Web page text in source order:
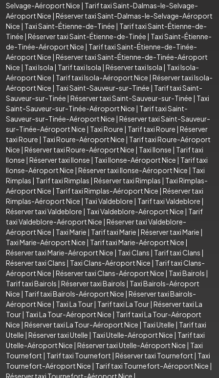
Selvage-Aéroport Nice | Tarif taxi Saint-Dalmas-le-Selvage-
Aéroport Nice | Réserver taxi Saint-Dalmas-le-Selvage-Aéroport
Nice | Taxi Saint-Étienne-de-Tinée | Tarif taxi Saint-Étienne-de-
Tinée | Réserver taxi Saint-Étienne-de-Tinée | Taxi Saint-Étienne-
de-Tinée-Aéroport Nice | Tarif taxi Saint-Étienne-de-Tinée-
Aéroport Nice | Réserver taxi Saint-Étienne-de-Tinée-Aéroport
Nice | Taxi Isola | Tarif taxi Isola | Réserver taxi Isola | Taxi Isola-
Aéroport Nice | Tarif taxi Isola-Aéroport Nice | Réserver taxi Isola-
Aéroport Nice | Taxi Saint-Sauveur-sur-Tinée | Tarif taxi Saint-
Sauveur-sur-Tinée | Réserver taxi Saint-Sauveur-sur-Tinée | Taxi
Saint-Sauveur-sur-Tinée-Aéroport Nice | Tarif taxi Saint-
Sauveur-sur-Tinée-Aéroport Nice | Réserver taxi Saint-Sauveur-
sur-Tinée-Aéroport Nice | Taxi Roure | Tarif taxi Roure | Réserver
taxi Roure | Taxi Roure-Aéroport Nice | Tarif taxi Roure-Aéroport
Nice | Réserver taxi Roure-Aéroport Nice | Taxi Ilonse | Tarif taxi
Ilonse | Réserver taxi Ilonse | Taxi Ilonse-Aéroport Nice | Tarif taxi
Ilonse-Aéroport Nice | Réserver taxi Ilonse-Aéroport Nice | Taxi
Rimplas | Tarif taxi Rimplas | Réserver taxi Rimplas | Taxi Rimplas-
Aéroport Nice | Tarif taxi Rimplas-Aéroport Nice | Réserver taxi
Rimplas-Aéroport Nice | Taxi Valdeblore | Tarif taxi Valdeblore |
Réserver taxi Valdeblore | Taxi Valdeblore-Aéroport Nice | Tarif
taxi Valdeblore-Aéroport Nice | Réserver taxi Valdeblore-
Aéroport Nice | Taxi Marie | Tarif taxi Marie | Réserver taxi Marie |
Taxi Marie-Aéroport Nice | Tarif taxi Marie-Aéroport Nice |
Réserver taxi Marie-Aéroport Nice | Taxi Clans | Tarif taxi Clans |
Réserver taxi Clans | Taxi Clans-Aéroport Nice | Tarif taxi Clans-
Aéroport Nice | Réserver taxi Clans-Aéroport Nice | Taxi Bairols |
Tarif taxi Bairols | Réserver taxi Bairols | Taxi Bairols-Aéroport
Nice | Tarif taxi Bairols-Aéroport Nice | Réserver taxi Bairols-
Aéroport Nice | Taxi La Tour| Tarif taxi La Tour| Réserver taxi La
Tour| Taxi La Tour-Aéroport Nice | Tarif taxi La Tour-Aéroport
Nice | Réserver taxi La Tour-Aéroport Nice | Taxi Utelle | Tarif taxi
Utelle | Réserver taxi Utelle | Taxi Utelle-Aéroport Nice | Tarif taxi
Utelle-Aéroport Nice | Réserver taxi Utelle-Aéroport Nice | Taxi
Tournefort | Tarif taxi Tournefort | Réserver taxi Tournefort | Taxi
Tournefort-Aéroport Nice | Tarif taxi Tournefort-Aéroport Nice |
Réserver taxi Tournefort-Aéroport Nice |